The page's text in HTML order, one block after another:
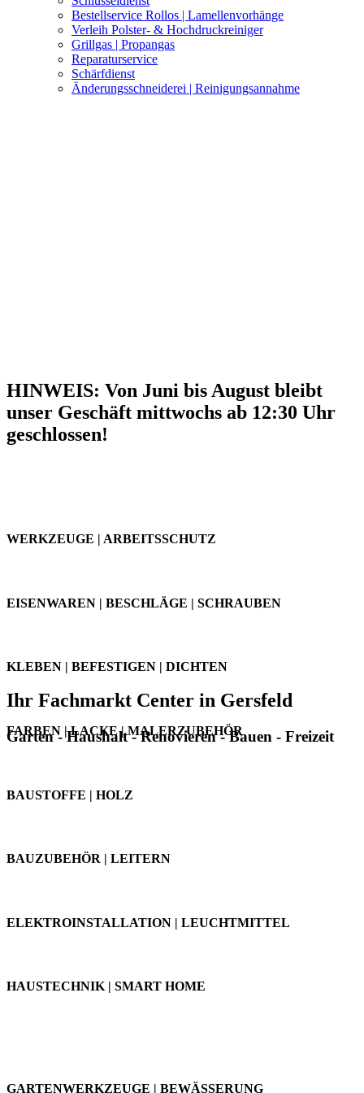
Bestellservice Rollos | Lamellenvorhänge
Verleih Polster- & Hochdruckreiniger
Grillgas | Propangas
Reparaturservice
Schärfdienst
Änderungsschneiderei | Reinigungsannahme
Ihr Fachmarkt Center in Gersfeld
Garten - Haushalt - Renovieren - Bauen - Freizeit
HINWEIS: Von Juni bis August bleibt
unser Geschäft mittwochs ab 12:30 Uhr
geschlossen!
WERKZEUGE | ARBEITSSCHUTZ
EISENWAREN | BESCHLÄGE | SCHRAUBEN
KLEBEN | BEFESTIGEN | DICHTEN
FARBEN | LACKE | MALERZUBEHÖR
BAUSTOFFE | HOLZ
BAUZUBEHÖR | LEITERN
ELEKTROINSTALLATION | LEUCHTMITTEL
HAUSTECHNIK | SMART HOME
GARTENWERKZEUGE | BEWÄSSERUNG